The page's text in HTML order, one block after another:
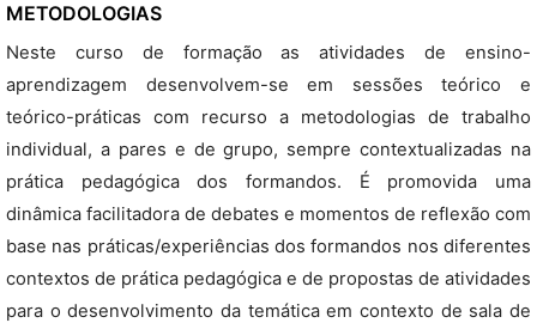
METODOLOGIAS
Neste curso de formação as atividades de ensino-
aprendizagem desenvolvem-se em sessões teórico e
teórico-práticas com recurso a metodologias de trabalho
individual, a pares e de grupo, sempre contextualizadas na
prática pedagógica dos formandos. É promovida uma
dinâmica facilitadora de debates e momentos de reflexão com
base nas práticas/experiências dos formandos nos diferentes
contextos de prática pedagógica e de propostas de atividades
para o desenvolvimento da temática em contexto de sala de